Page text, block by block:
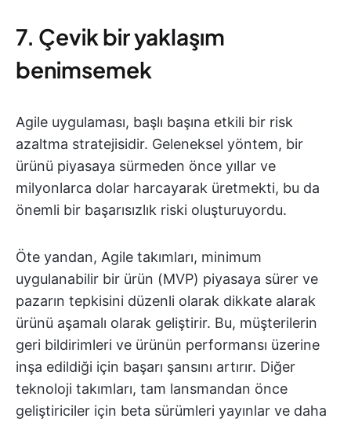
7. Çevik bir yaklaşım
benimsemek
Agile uygulaması, başlı başına etkili bir risk
azaltma stratejisidir. Geleneksel yöntem, bir
ürünü piyasaya sürmeden önce yıllar ve
milyonlarca dolar harcayarak üretmekti, bu da
önemli bir başarısızlık riski oluşturuyordu.
Öte yandan, Agile takımları, minimum
uygulanabilir bir ürün (MVP) piyasaya sürer ve
pazarın tepkisini düzenli olarak dikkate alarak
ürünü aşamalı olarak geliştirir. Bu, müşterilerin
geri bildirimleri ve ürünün performansı üzerine
inşa edildiği için başarı şansını artırır. Diğer
teknoloji takımları, tam lansmandan önce
geliştiriciler için beta sürümleri yayınlar ve daha